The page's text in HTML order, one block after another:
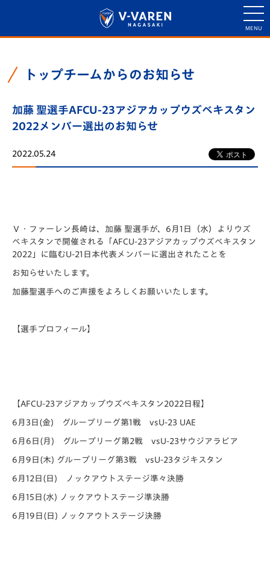
トップチームからのお知らせ
加藤 聖選手AFCU-23アジアカップウズベキスタン
2022メンバー選出のお知らせ
2022.05.24
Ｖ・ファーレン長崎は、加藤 聖選手が、6月1日（水）よりウズ
ベキスタンで開催される「AFCU-23アジアカップウズベキスタン
2022」に臨むU-21日本代表メンバーに選出されたことを
お知らせいたします。
加藤聖選手へのご声援をよろしくお願いいたします。
【選手プロフィール】
【AFCU-23アジアカップウズベキスタン2022日程】
6月3日(金) グループリーグ第1戦 vsU-23 UAE
6月6日(月) グループリーグ第2戦 vsU-23サウジアラビア
6月9日(木) グループリーグ第3戦 vsU-23タジキスタン
6月12日(日) ノックアウトステージ準々決勝
6月15日(水) ノックアウトステージ準決勝
6月19日(日) ノックアウトステージ決勝